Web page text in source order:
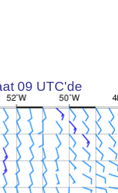
09 UTC'de